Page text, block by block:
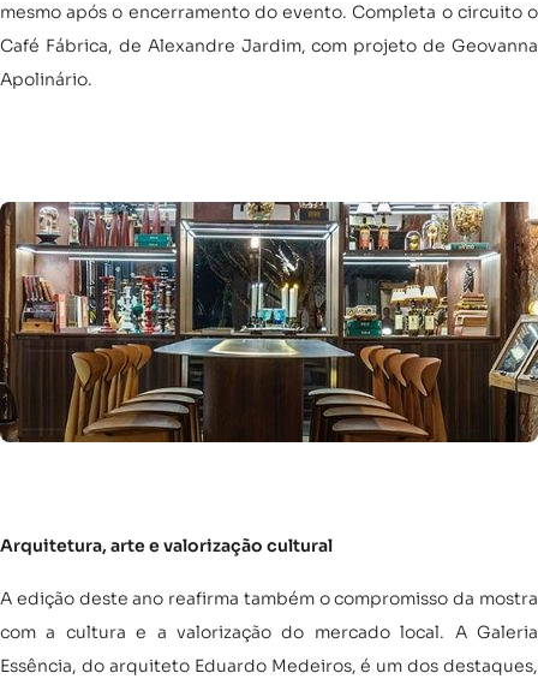
mesmo após o encerramento do evento. Completa o circuito o
Café Fábrica, de Alexandre Jardim, com projeto de Geovanna
Apolinário.
Arquitetura, arte e valorização cultural
A edição deste ano reafirma também o compromisso da mostra
com a cultura e a valorização do mercado local. A Galeria
Essência, do arquiteto Eduardo Medeiros, é um dos destaques,